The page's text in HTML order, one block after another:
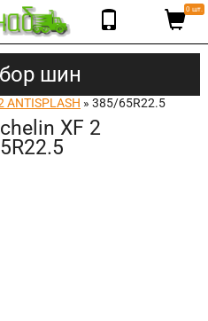
0 шт.
шин
ANTISPLASH » 385/65R22.5
XF 2